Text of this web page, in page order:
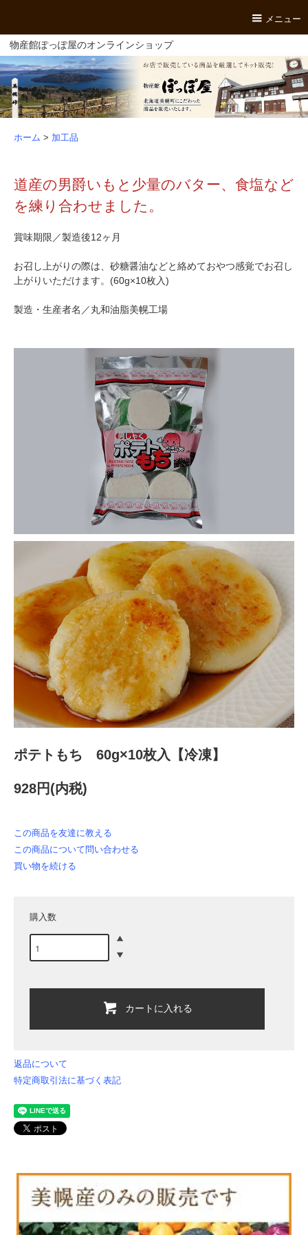
メニュー
物産館ぽっぽ屋のオンラインショップ
ホーム > 加工品
道産の男爵いもと少量のバター、食塩など
を練り合わせました。
賞味期限／製造後12ヶ月
お召し上がりの際は、砂糖醤油などと絡めておやつ感覚でお召し
上がりいただけます。(60g×10枚入)
製造・生産者名／丸和油脂美幌工場
ポテトもち 60g×10枚入【冷凍】
928円(内税)
この商品を友達に教える
この商品について問い合わせる
買い物を続ける
購入数
カートに入れる
返品について
特定商取引法に基づく表記